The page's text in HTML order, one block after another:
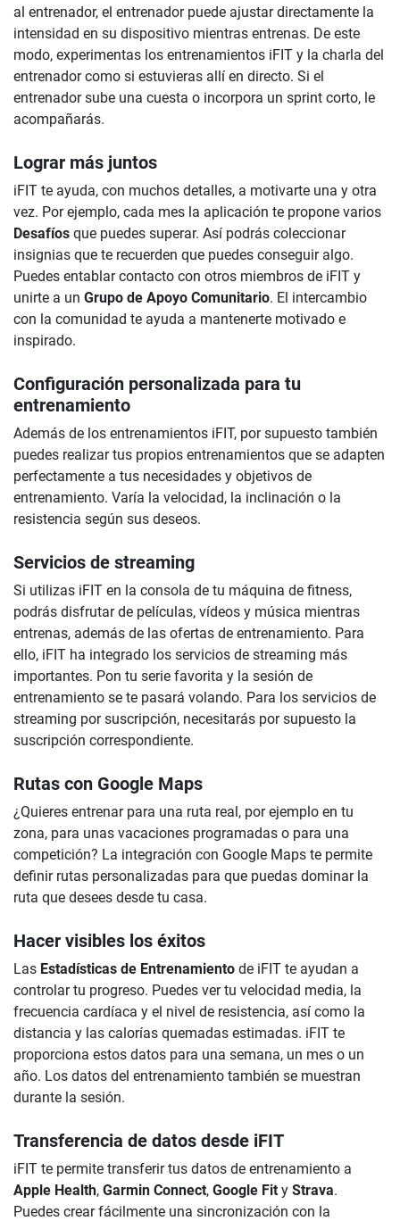
al entrenador, el entrenador puede ajustar directamente la
intensidad en su dispositivo mientras entrenas. De este
modo, experimentas los entrenamientos iFIT y la charla del
entrenador como si estuvieras allí en directo. Si el
entrenador sube una cuesta o incorpora un sprint corto, le
acompañarás.
Lograr más juntos
iFIT te ayuda, con muchos detalles, a motivarte una y otra
vez. Por ejemplo, cada mes la aplicación te propone varios
Desafíos que puedes superar. Así podrás coleccionar
insignias que te recuerden que puedes conseguir algo.
Puedes entablar contacto con otros miembros de iFIT y
unirte a un Grupo de Apoyo Comunitario. El intercambio
con la comunidad te ayuda a mantenerte motivado e
inspirado.
Configuración personalizada para tu
entrenamiento
Además de los entrenamientos iFIT, por supuesto también
puedes realizar tus propios entrenamientos que se adapten
perfectamente a tus necesidades y objetivos de
entrenamiento. Varía la velocidad, la inclinación o la
resistencia según sus deseos.
Servicios de streaming
Si utilizas iFIT en la consola de tu máquina de fitness,
podrás disfrutar de películas, vídeos y música mientras
entrenas, además de las ofertas de entrenamiento. Para
ello, iFIT ha integrado los servicios de streaming más
importantes. Pon tu serie favorita y la sesión de
entrenamiento se te pasará volando. Para los servicios de
streaming por suscripción, necesitarás por supuesto la
suscripción correspondiente.
Rutas con Google Maps
¿Quieres entrenar para una ruta real, por ejemplo en tu
zona, para unas vacaciones programadas o para una
competición? La integración con Google Maps te permite
definir rutas personalizadas para que puedas dominar la
ruta que desees desde tu casa.
Hacer visibles los éxitos
Las Estadísticas de Entrenamiento de iFIT te ayudan a
controlar tu progreso. Puedes ver tu velocidad media, la
frecuencia cardíaca y el nivel de resistencia, así como la
distancia y las calorías quemadas estimadas. iFIT te
proporciona estos datos para una semana, un mes o un
año. Los datos del entrenamiento también se muestran
durante la sesión.
Transferencia de datos desde iFIT
iFIT te permite transferir tus datos de entrenamiento a
Apple Health, Garmin Connect, Google Fit y Strava.
Puedes crear fácilmente una sincronización con la